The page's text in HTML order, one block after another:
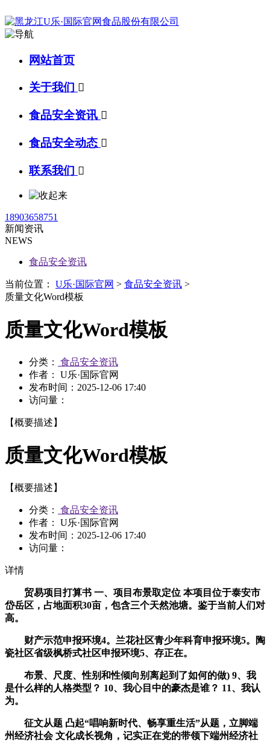
网站首页
关于我们 
食品安全资讯 
食品安全动态 
联系我们 
18903658751
新闻资讯
NEWS
食品安全资讯
当前位置： U乐·国际官网 > 食品安全资讯 >
质量文化Word模板
质量文化Word模板
分类：
食品安全资讯
作者： U乐·国际官网
发布时间： 2025-12-06 17:40
访问量：
【概要描述】
质量文化Word模板
【概要描述】
分类：
食品安全资讯
作者： U乐·国际官网
发布时间： 2025-12-06 17:40
访问量：
详情
贸易项目打算书 一、项目布景取定位 本项目位于泰安市
岱岳区，占地面积30亩，包含三个天然池塘。鉴于当前人们对
高。
财产示范申报环境4。兰花社区青少年科育申报环境5。陶
瓷社区省级枫桥式社区申报环境5、存正在。
布景、尺度、性别和性倾向别离起到了如何的做) 9、我
是什么样的人格类型？ 10、我心目中的豪杰是谁？ 11、我认
为。
征文从题 凸起“唱响新时代、畅享重生活”从题，立脚端
州经济社会 文化成长视角，记实正在党的带领下端州经济社